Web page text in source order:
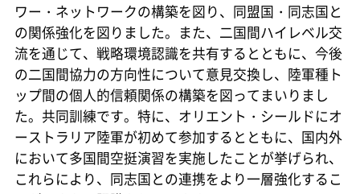
ワー・ネットワークの構築を図り、同盟国・同志国と
の関係強化を図りました。また、二国間ハイレベル交
流を通じて、戦略環境認識を共有するとともに、今後
の二国間協力の方向性について意見交換し、陸軍種ト
ップ間の個人的信頼関係の構築を図ってまいりまし
た。共同訓練です。特に、オリエント・シールドにオ
ーストラリア陸軍が初めて参加するとともに、国内外
において多国間空挺演習を実施したことが挙げられ、
これらにより、同志国との連携をより一層強化するこ